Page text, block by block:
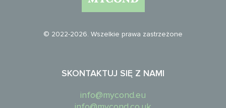
© 2022-2026. Wszelkie prawa zastrzeżone
SKONTAKTUJ SIĘ Z NAMI
info@mycond.eu